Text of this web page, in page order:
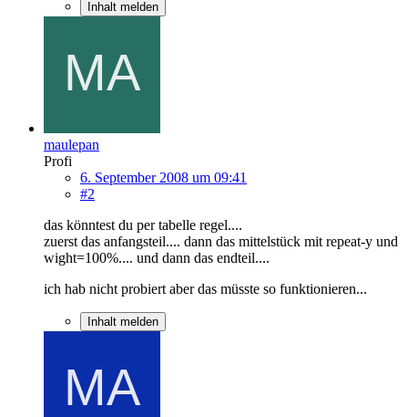
Inhalt melden
maulepan
Profi
6. September 2008 um 09:41
#2
das könntest du per tabelle regel....
zuerst das anfangsteil.... dann das mittelstück mit repeat-y und
wight=100%.... und dann das endteil....
ich hab nicht probiert aber das müsste so funktionieren...
Inhalt melden